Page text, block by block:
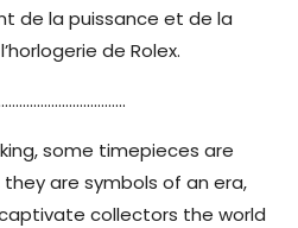
de la puissance et de la
de Rolex.
some timepieces are
are symbols of an era,
collectors the world